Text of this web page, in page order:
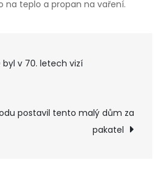
na teplo a propan na vaření.
byl v 70. letech vizí
postavil tento malý dům za
pakatel